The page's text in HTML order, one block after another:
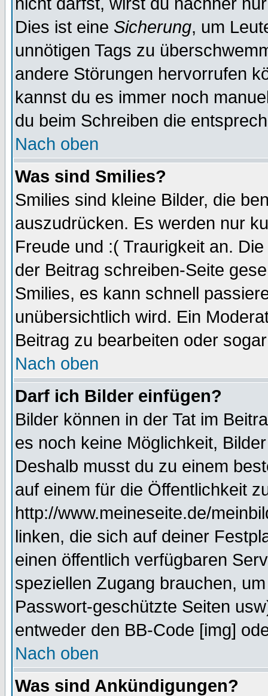
Dies ist eine Sicherung, um
unnötigen Tags zu
andere Störungen hervorrufen
kannst du es immer noch
du beim Schreiben die
Nach oben
Was sind Smilies?
Smilies sind kleine Bilder, die
auszudrücken. Es werden nur
Freude und :( Traurigkeit an.
der Beitrag schreiben-Seite
Smilies, es kann schnell
unübersichtlich wird. Ein
Beitrag zu bearbeiten oder
Nach oben
Darf ich Bilder einfügen?
Bilder können in der Tat im
es noch keine Möglichkeit,
Deshalb musst du zu einem
auf einem für die Öffentlichkeit
http://www.meineseite.de/
linken, die sich auf deiner
einen öffentlich verfügbaren
speziellen Zugang brauchen,
Passwort-geschützte Seiten
entweder den BB-Code [img]
Nach oben
Was sind Ankündigungen?